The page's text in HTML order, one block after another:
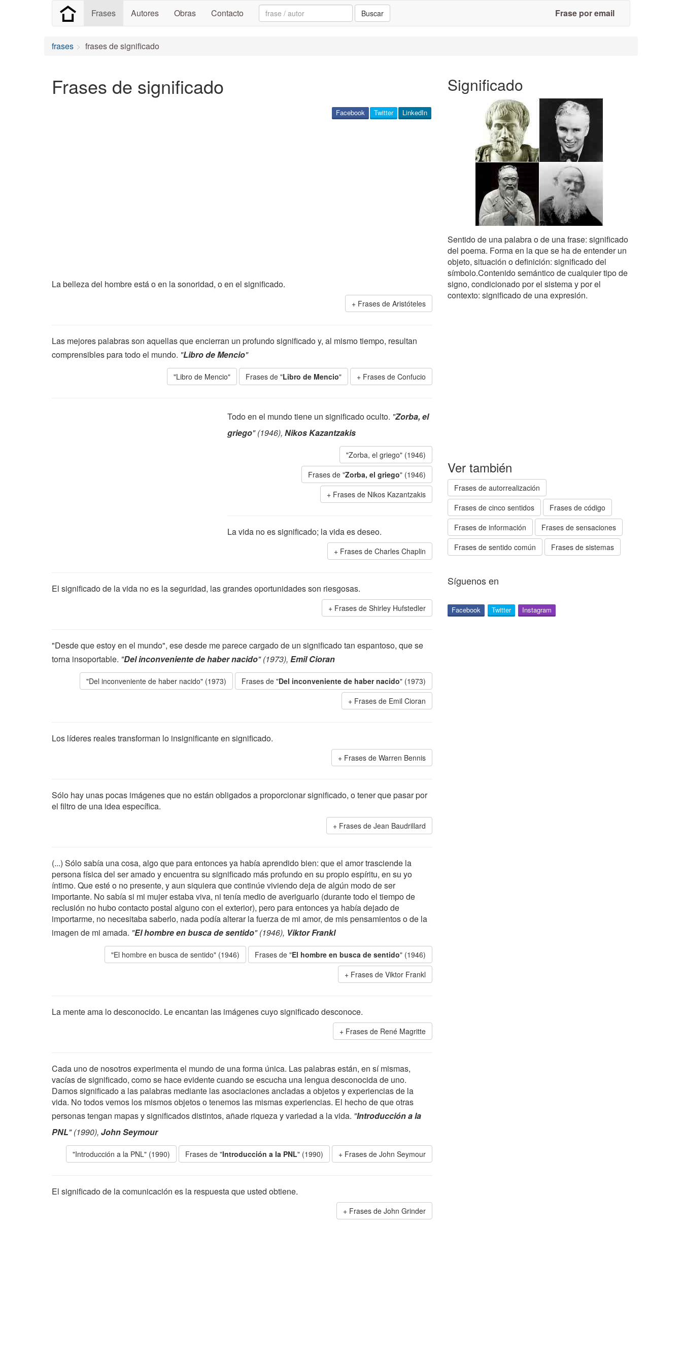
Frases Autores Obras Contacto Search: Buscar Frase por email
frases frases de significado
Frases de significado
LinkedIn
Twitter
Facebook
La belleza del hombre está o en la sonoridad, o en el significado.
Frases de Aristóteles
Las mejores palabras son aquellas que encierran un profundo significado y, al mismo tiempo, resultan
comprensibles para todo el mundo. "Libro de Mencio"
"Libro de Mencio" Frases de "Libro de Mencio" Frases de Confucio
Todo en el mundo tiene un significado oculto. "Zorba, el
griego" (1946), Nikos Kazantzakis
"Zorba, el griego" (1946)
Frases de "Zorba, el griego" (1946)
Frases de Nikos Kazantzakis
La vida no es significado; la vida es deseo.
Frases de Charles Chaplin
El significado de la vida no es la seguridad, las grandes oportunidades son riesgosas.
Frases de Shirley Hufstedler
"Desde que estoy en el mundo", ese desde me parece cargado de un significado tan espantoso, que se
torna insoportable. "Del inconveniente de haber nacido" (1973), Emil Cioran
"Del inconveniente de haber nacido" (1973) Frases de "Del inconveniente de haber nacido" (1973)
Frases de Emil Cioran
Los líderes reales transforman lo insignificante en significado.
Frases de Warren Bennis
Sólo hay unas pocas imágenes que no están obligados a proporcionar significado, o tener que pasar por
el filtro de una idea específica.
Frases de Jean Baudrillard
(...) Sólo sabía una cosa, algo que para entonces ya había aprendido bien: que el amor trasciende la
persona física del ser amado y encuentra su significado más profundo en su propio espíritu, en su yo
íntimo. Que esté o no presente, y aun siquiera que continúe viviendo deja de algún modo de ser
importante. No sabía si mi mujer estaba viva, ni tenía medio de averiguarlo (durante todo el tiempo de
reclusión no hubo contacto postal alguno con el exterior), pero para entonces ya había dejado de
importarme, no necesitaba saberlo, nada podía alterar la fuerza de mi amor, de mis pensamientos o de la
imagen de mi amada. "El hombre en busca de sentido" (1946), Viktor Frankl
"El hombre en busca de sentido" (1946) Frases de "El hombre en busca de sentido" (1946)
Frases de Viktor Frankl
La mente ama lo desconocido. Le encantan las imágenes cuyo significado desconoce.
Frases de René Magritte
Cada uno de nosotros experimenta el mundo de una forma única. Las palabras están, en sí mismas,
vacías de significado, como se hace evidente cuando se escucha una lengua desconocida de uno.
Damos significado a las palabras mediante las asociaciones ancladas a objetos y experiencias de la
vida. No todos vemos los mismos objetos o tenemos las mismas experiencias. El hecho de que otras
personas tengan mapas y significados distintos, añade riqueza y variedad a la vida. "Introducción a la
PNL" (1990), John Seymour
"Introducción a la PNL" (1990) Frases de "Introducción a la PNL" (1990) Frases de John Seymour
El significado de la comunicación es la respuesta que usted obtiene.
Frases de John Grinder
Significado
Sentido de una palabra o de una frase: significado
del poema. Forma en la que se ha de entender un
objeto, situación o definición: significado del
símbolo.Contenido semántico de cualquier tipo de
signo, condicionado por el sistema y por el
contexto: significado de una expresión.
Ver también
Frases de autorrealización
Frases de cinco sentidos
Frases de código
Frases de información
Frases de sensaciones
Frases de sentido común
Frases de sistemas
Síguenos en
Facebook Twitter Instagram